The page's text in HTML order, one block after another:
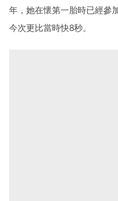
年，她在懷第一胎時已經參
今次更比當時快8秒。